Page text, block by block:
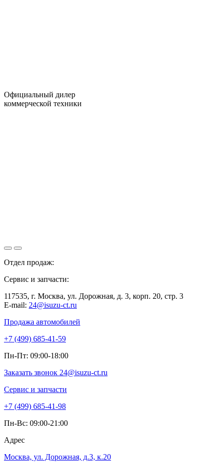
Официальный дилер
коммерческой техники
Отдел продаж:
Сервис и запчасти:
117535, г. Москва, ул. Дорожная, д. 3, корп. 20, стр. 3
E-mail: 24@isuzu-ct.ru
Продажа автомобилей
+7 (499) 685-41-59
Пн-Пт: 09:00-18:00
Заказать звонок 24@isuzu-ct.ru
Сервис и запчасти
+7 (499) 685-41-98
Пн-Вс: 09:00-21:00
Адрес
Москва, ул. Дорожная, д.3, к.20